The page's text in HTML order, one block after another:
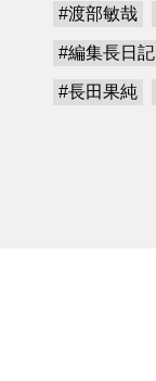
#渡部敏哉
#編集長日記
#長田果純